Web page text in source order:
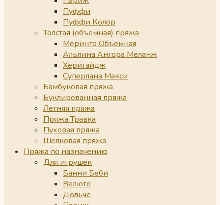
Пуффи
Пуффи Колор
Толстая (объемная) пряжа
Меринго Объемная
Альпина Ангора Меланж
Херитайдж
Суперлана Макси
Бамбуковая пряжа
Буклированная пряжа
Летняя пряжа
Пряжа Травка
Пуховая пряжа
Шелковая пряжа
Пряжа по назначению
Для игрушек
Банни Беби
Велюто
Дольче